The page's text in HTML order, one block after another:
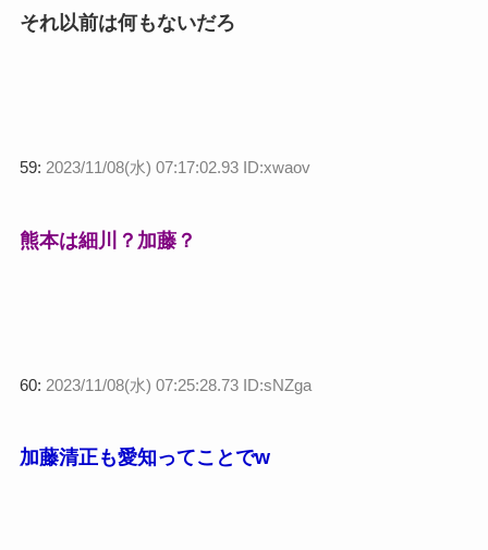
それ以前は何もないだろ
59: 2023/11/08(水) 07:17:02.93 ID:xwaov
熊本は細川？加藤？
60: 2023/11/08(水) 07:25:28.73 ID:sNZga
加藤清正も愛知ってことでw